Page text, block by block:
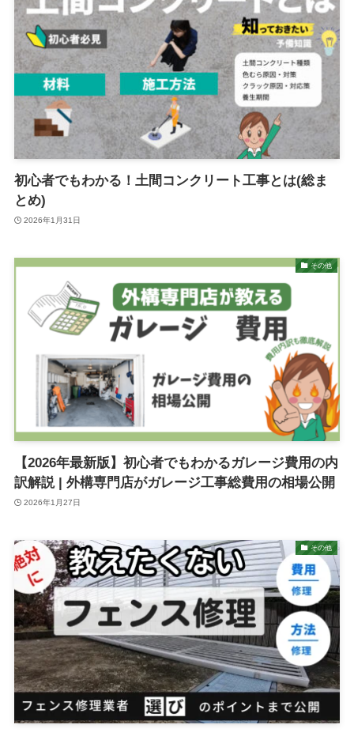
初心者でもわかる！土間コンクリート工事とは(総ま
とめ)
2026年1月31日
その他
【2026年最新版】初心者でもわかるガレージ費用の内
訳解説 | 外構専門店がガレージ工事総費用の相場公開
2026年1月27日
その他